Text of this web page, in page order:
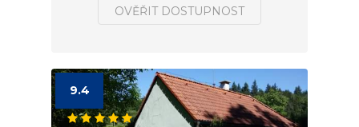
OVĚŘIT DOSTUPNOST
9.4